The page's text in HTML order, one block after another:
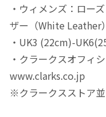
・ウィメンズ：ロー
ザー（White Leather
・UK3 (22cm)-
・クラークスオフィ
www.clarks.co.jp
※クラークスストア並